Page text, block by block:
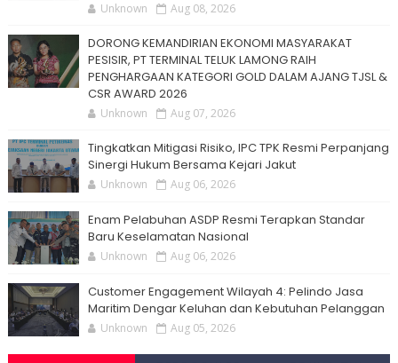
Unknown Aug 08, 2026
DORONG KEMANDIRIAN EKONOMI MASYARAKAT
PESISIR, PT TERMINAL TELUK LAMONG RAIH
PENGHARGAAN KATEGORI GOLD DALAM AJANG TJSL &
CSR AWARD 2026
Unknown Aug 07, 2026
Tingkatkan Mitigasi Risiko, IPC TPK Resmi Perpanjang
Sinergi Hukum Bersama Kejari Jakut
Unknown Aug 06, 2026
Enam Pelabuhan ASDP Resmi Terapkan Standar
Baru Keselamatan Nasional
Unknown Aug 06, 2026
Customer Engagement Wilayah 4: Pelindo Jasa
Maritim Dengar Keluhan dan Kebutuhan Pelanggan
Unknown Aug 05, 2026